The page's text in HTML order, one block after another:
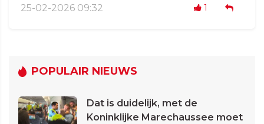
25-02-2026 09:32 1
POPULAIR NIEUWS
Dat is duidelijk, met de
Koninklijke Marechaussee moet